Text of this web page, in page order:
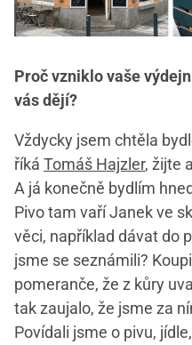
Proč vzniklo vaše
vás dějí?
Vždycky jsem chtěla
říká Tomáš Hajzler, žijte
A já konečně bydlím
Pivo tam vaří Janek ve
věci, například dávat do
jsme se seznámili?
pomeranče, že z kůry
tak zaujalo, že jsme za
Povídali jsme o pivu,